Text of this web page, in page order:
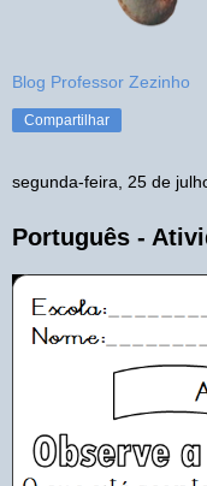
Blog Professor Zezinho
Compartilhar
segunda-feira, 25 de
Português -